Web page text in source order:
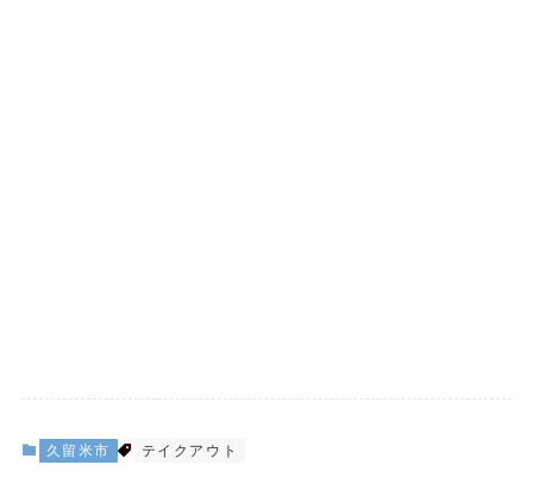
久留米市 テイクアウト